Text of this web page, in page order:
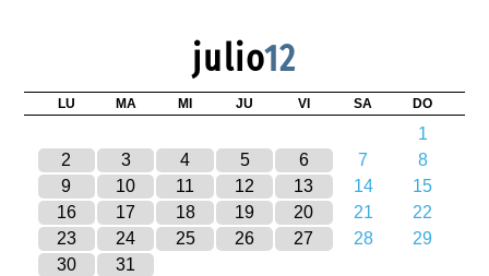
julio12
LU MA MI JU VI SA DO
1
2
3 4 5 6 7
8
9
10 11 12 13 14
15
16
17 18 19 20 21
22
23
24 25 26 27 28
29
30
31